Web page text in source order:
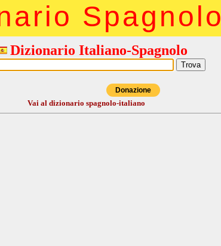
Spagnolo
Dizionario Italiano-Spagnolo
Donazione
Vai al dizionario spagnolo-italiano